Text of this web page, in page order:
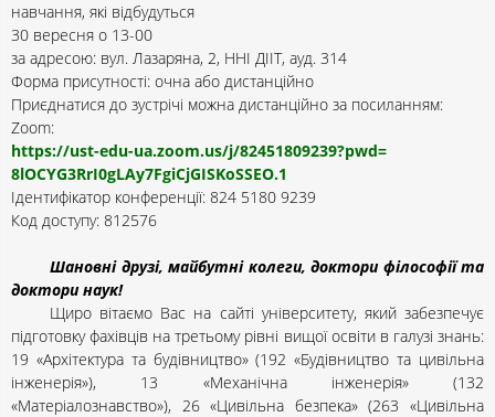
навчання, які відбудуться
30 вересня о 13-00
за адресою: вул. Лазаряна, 2, ННІ ДІІТ, ауд. 314
Форма присутності: очна або дистанційно
Приєднатися до зустрічі можна дистанційно за посиланням:
Zoom:
https://ust-edu-ua.zoom.us/j/82451809239?pwd=
8lOCYG3RrI0gLAy7FgiCjGISKoSSEO.1
Ідентифікатор конференції: 824 5180 9239
Код доступу: 812576
Шановні друзі, майбутні колеги, доктори філософії та
доктори наук!
Щиро вітаємо Вас на сайті університету, який забезпечує
підготовку фахівців на третьому рівні вищої освіти в галузі знань:
19 «Архітектура та будівництво» (192 «Будівництво та цивільна
інженерія»), 13 «Механічна інженерія» (132
«Матеріалознавство»), 26 «Цивільна безпека» (263 «Цивільна